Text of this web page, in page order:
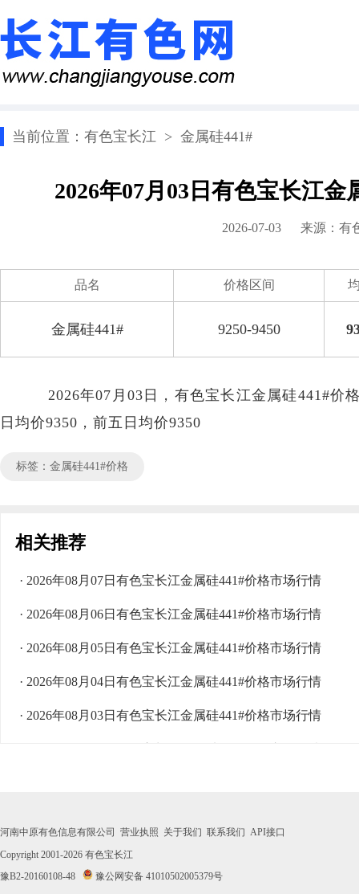
当前位置： 有色宝长江 > 金属硅441#
2026年07月03日有色宝长江金
2026-07-03 来源： 有
品名 价格区间
金属硅441# 9250-9450
2026年07月03日，有色宝长江金属硅441#价
日均价9350，前五日均价9350
标签：金属硅441#价格
相关推荐
· 2026年08月07日有色宝长江金属硅441#价格市场行情
· 2026年08月06日有色宝长江金属硅441#价格市场行情
· 2026年08月05日有色宝长江金属硅441#价格市场行情
· 2026年08月04日有色宝长江金属硅441#价格市场行情
· 2026年08月03日有色宝长江金属硅441#价格市场行情
· 2026年07月28日有色宝长江金属硅441#价格市场行情
· 2026年07月27日有色宝长江金属硅441#价格市场行情
河南中原有色信息有限公司 营业执照 关于我们 联系我们 API接口
Copyright 2001-2026 有色宝长江
豫B2-20160108-48
豫公网安备 41010502005379号